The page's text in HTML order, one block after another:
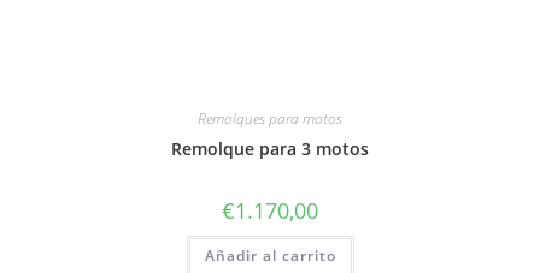
Remolques para motos
Remolque para 3 motos
€1.170,00
Añadir al carrito